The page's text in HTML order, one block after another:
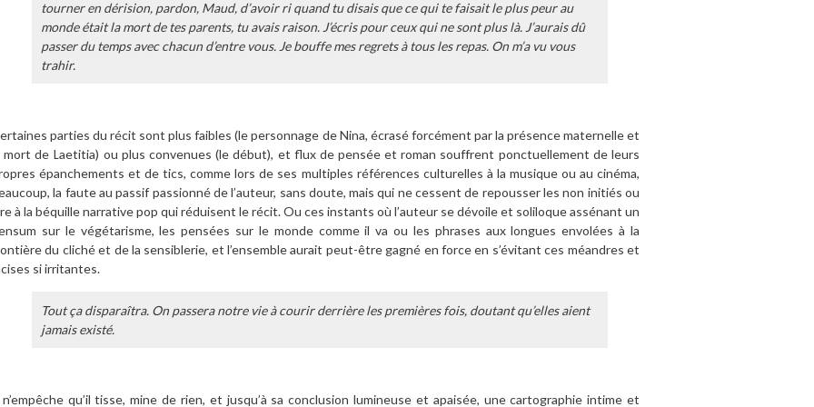
tourner en dérision, pardon, Maud, d’avoir ri quand tu disais que ce qui te faisait le plus peur au
monde était la mort de tes parents, tu avais raison. J’écris pour ceux qui ne sont plus là. J’aurais dû
passer du temps avec chacun d’entre vous. Je bouffe mes regrets à tous les repas. On m’a vu vous
trahir.
parties du récit sont plus faibles (le personnage de Nina, écrasé forcément par la présence maternelle et
mort de Laetitia) ou plus convenues (le début), et flux de pensée et roman souffrent ponctuellement de leurs
épanchements et de tics, comme lors de ses multiples références culturelles à la musique ou au cinéma,
la faute au passif passionné de l’auteur, sans doute, mais qui ne cessent de repousser les non initiés ou
à la béquille narrative pop qui réduisent le récit. Ou ces instants où l’auteur se dévoile et soliloque assénant un
sur le végétarisme, les pensées sur le monde comme il va ou les phrases aux longues envolées à la
du cliché et de la sensiblerie, et l’ensemble aurait peut-être gagné en force en s’évitant ces méandres et
si irritantes.
Tout ça disparaîtra. On passera notre vie à courir derrière les premières fois, doutant qu’elles aient
jamais existé.
qu’il tisse, mine de rien, et jusqu’à sa conclusion lumineuse et apaisée, une cartographie intime et